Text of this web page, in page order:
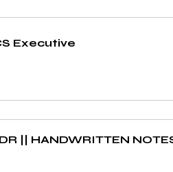
Executive
|| HANDWRITTEN